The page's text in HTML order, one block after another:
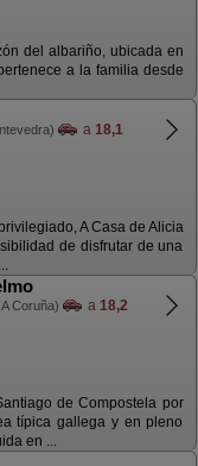
del albariño, ubicada en
a la familia desde
a 18,1
A Casa de Alicia
de disfrutar de una
Coruña) a 18,2
de Compostela por
típica gallega y en pleno
en ...